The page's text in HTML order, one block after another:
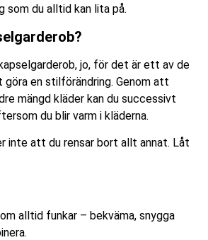
som du alltid kan lita på.
jo, för det är ett av de
en stilförändring. Genom att
mängd kläder kan du successivt
du blir varm i kläderna.
inte att du rensar bort allt annat. Låt
alltid funkar – bekväma, snygga